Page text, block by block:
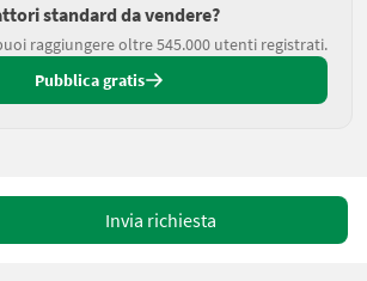
standard da vendere?
raggiungere oltre 545.000 utenti registrati.
Pubblica gratis
Invia richiesta